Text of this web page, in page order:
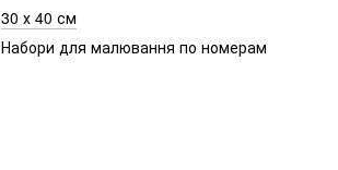
30 х 40 см
Набори для малювання по номерам